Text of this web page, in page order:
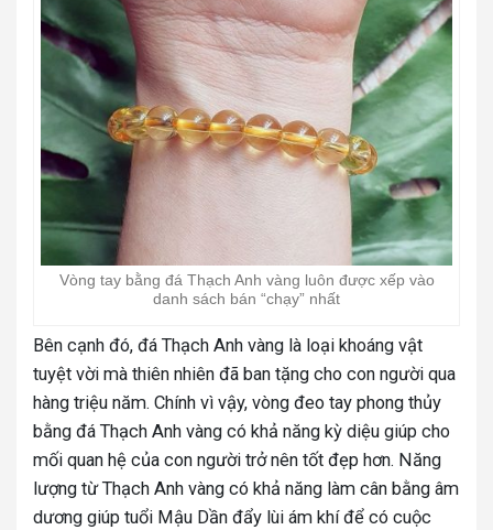
Vòng tay bằng đá Thạch Anh vàng luôn được xếp vào
danh sách bán “chạy” nhất
Bên cạnh đó, đá Thạch Anh vàng là loại khoáng vật
tuyệt vời mà thiên nhiên đã ban tặng cho con người qua
hàng triệu năm. Chính vì vậy, vòng đeo tay phong thủy
bằng đá Thạch Anh vàng có khả năng kỳ diệu giúp cho
mối quan hệ của con người trở nên tốt đẹp hơn. Năng
lượng từ Thạch Anh vàng có khả năng làm cân bằng âm
dương giúp tuổi Mậu Dần đẩy lùi ám khí để có cuộc